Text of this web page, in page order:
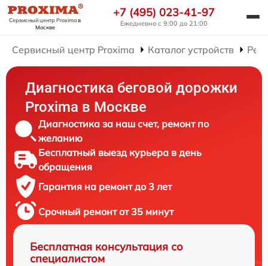
Сервисный центр Proximaв
Москве
+7 (495) 023-41-97
Ежедневно с 9:00 до 21:00
Сервисный центр Proxima Каталог устройств
Диагностика беговой дорожки
Proxima в Москве
Диагностика за наш счет, ремонт по
желанию
Бесплатный выезд курьера в день
обращения
Гарантия на ремонт до 3 лет
Срочный ремонт от 35 минут
Бесплатная консультация со
специалистом